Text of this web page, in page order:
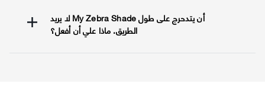
لا يريد My Zebra Shade أن يتدحرج على طول
الطريق. ماذا علي أن أفعل؟